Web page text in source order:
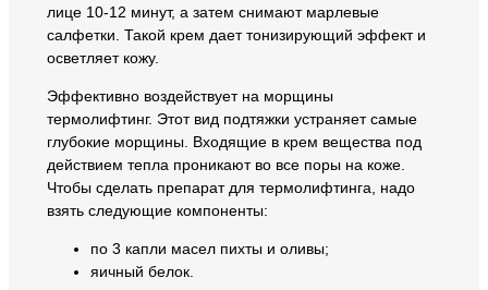
лице 10-12 минут, а затем снимают марлевые
салфетки. Такой крем дает тонизирующий эффект и
осветляет кожу.
Эффективно воздействует на морщины
термолифтинг. Этот вид подтяжки устраняет самые
глубокие морщины. Входящие в крем вещества под
действием тепла проникают во все поры на коже.
Чтобы сделать препарат для термолифтинга, надо
взять следующие компоненты:
по 3 капли масел пихты и оливы;
яичный белок.